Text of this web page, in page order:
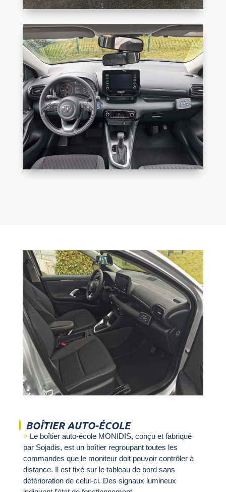
BOÎTIER AUTO-ÉCOLE
Le boîtier auto-école MONIDIS, conçu et fabriqué
par Sojadis, est un boîtier regroupant toutes les
commandes que le moniteur doit pouvoir contrôler à
distance. Il est fixé sur le tableau de bord sans
détérioration de celui-ci. Des signaux lumineux